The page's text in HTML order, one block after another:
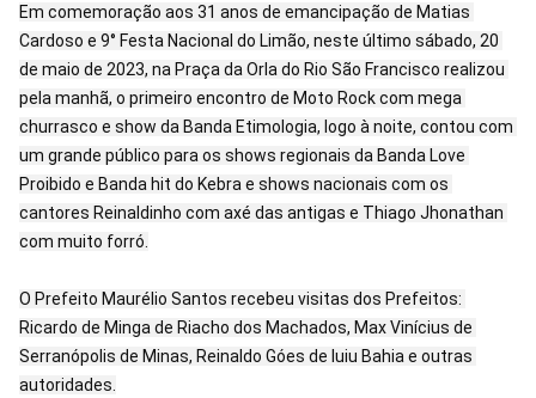
Em comemoração aos 31 anos de emancipação de Matias
Cardoso e 9° Festa Nacional do Limão, neste último sábado, 20
de maio de 2023, na Praça da Orla do Rio São Francisco realizou
pela manhã, o primeiro encontro de Moto Rock com mega
churrasco e show da Banda Etimologia, logo à noite, contou com
um grande público para os shows regionais da Banda Love
Proibido e Banda hit do Kebra e shows nacionais com os
cantores Reinaldinho com axé das antigas e Thiago Jhonathan
com muito forró.
O Prefeito Maurélio Santos recebeu visitas dos Prefeitos:
Ricardo de Minga de Riacho dos Machados, Max Vinícius de
Serranópolis de Minas, Reinaldo Góes de Iuiu Bahia e outras
autoridades.